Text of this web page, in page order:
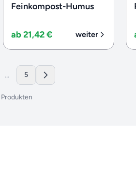
Feinkompost-Humus
ab 21,42 € weiter
... 5
Produkten